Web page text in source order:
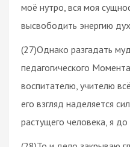
моё нутро, вся моя
высвободить энергию
(27)Однако разгадать
педагогического
воспитателю, учителю
его взгляд наделяется
растущего человека, я